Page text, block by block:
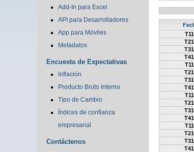
Add-In para Excel
API para Desarrolladores
App para Móviles
Metadatos
Encuesta de Expectativas
Inflación
Producto Bruto Interno
Tipo de Cambio
Índices de confianza
empresarial
Contáctenos